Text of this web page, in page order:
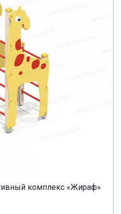
комплекс «Жираф»